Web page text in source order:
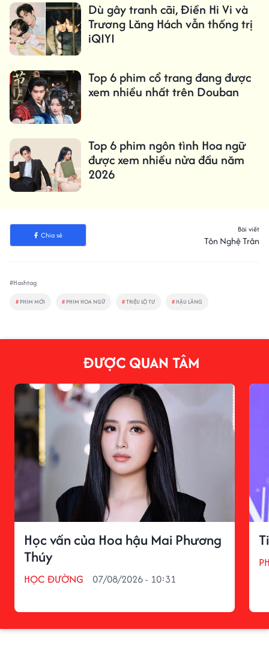
Dù gây tranh cãi, Điền Hi Vi và
Trương Lăng Hách vẫn thống trị
iQIYI
Top 6 phim cổ trang đang được
xem nhiều nhất trên Douban
Top 6 phim ngôn tình Hoa ngữ
được xem nhiều nửa đầu năm
2026
Chia sẻ
Bài viết
Tôn Nghệ Trân
#Hashtag
# PHIM MỚI # PHIM HOA NGỮ #TRIỆU LỘ TƯ # HẬU LÃNG
ĐƯỢC QUAN TÂM
Học vấn của Hoa hậu Mai Phương
Thúy
HỌC ĐƯỜNG 07/08/2026 - 10:31